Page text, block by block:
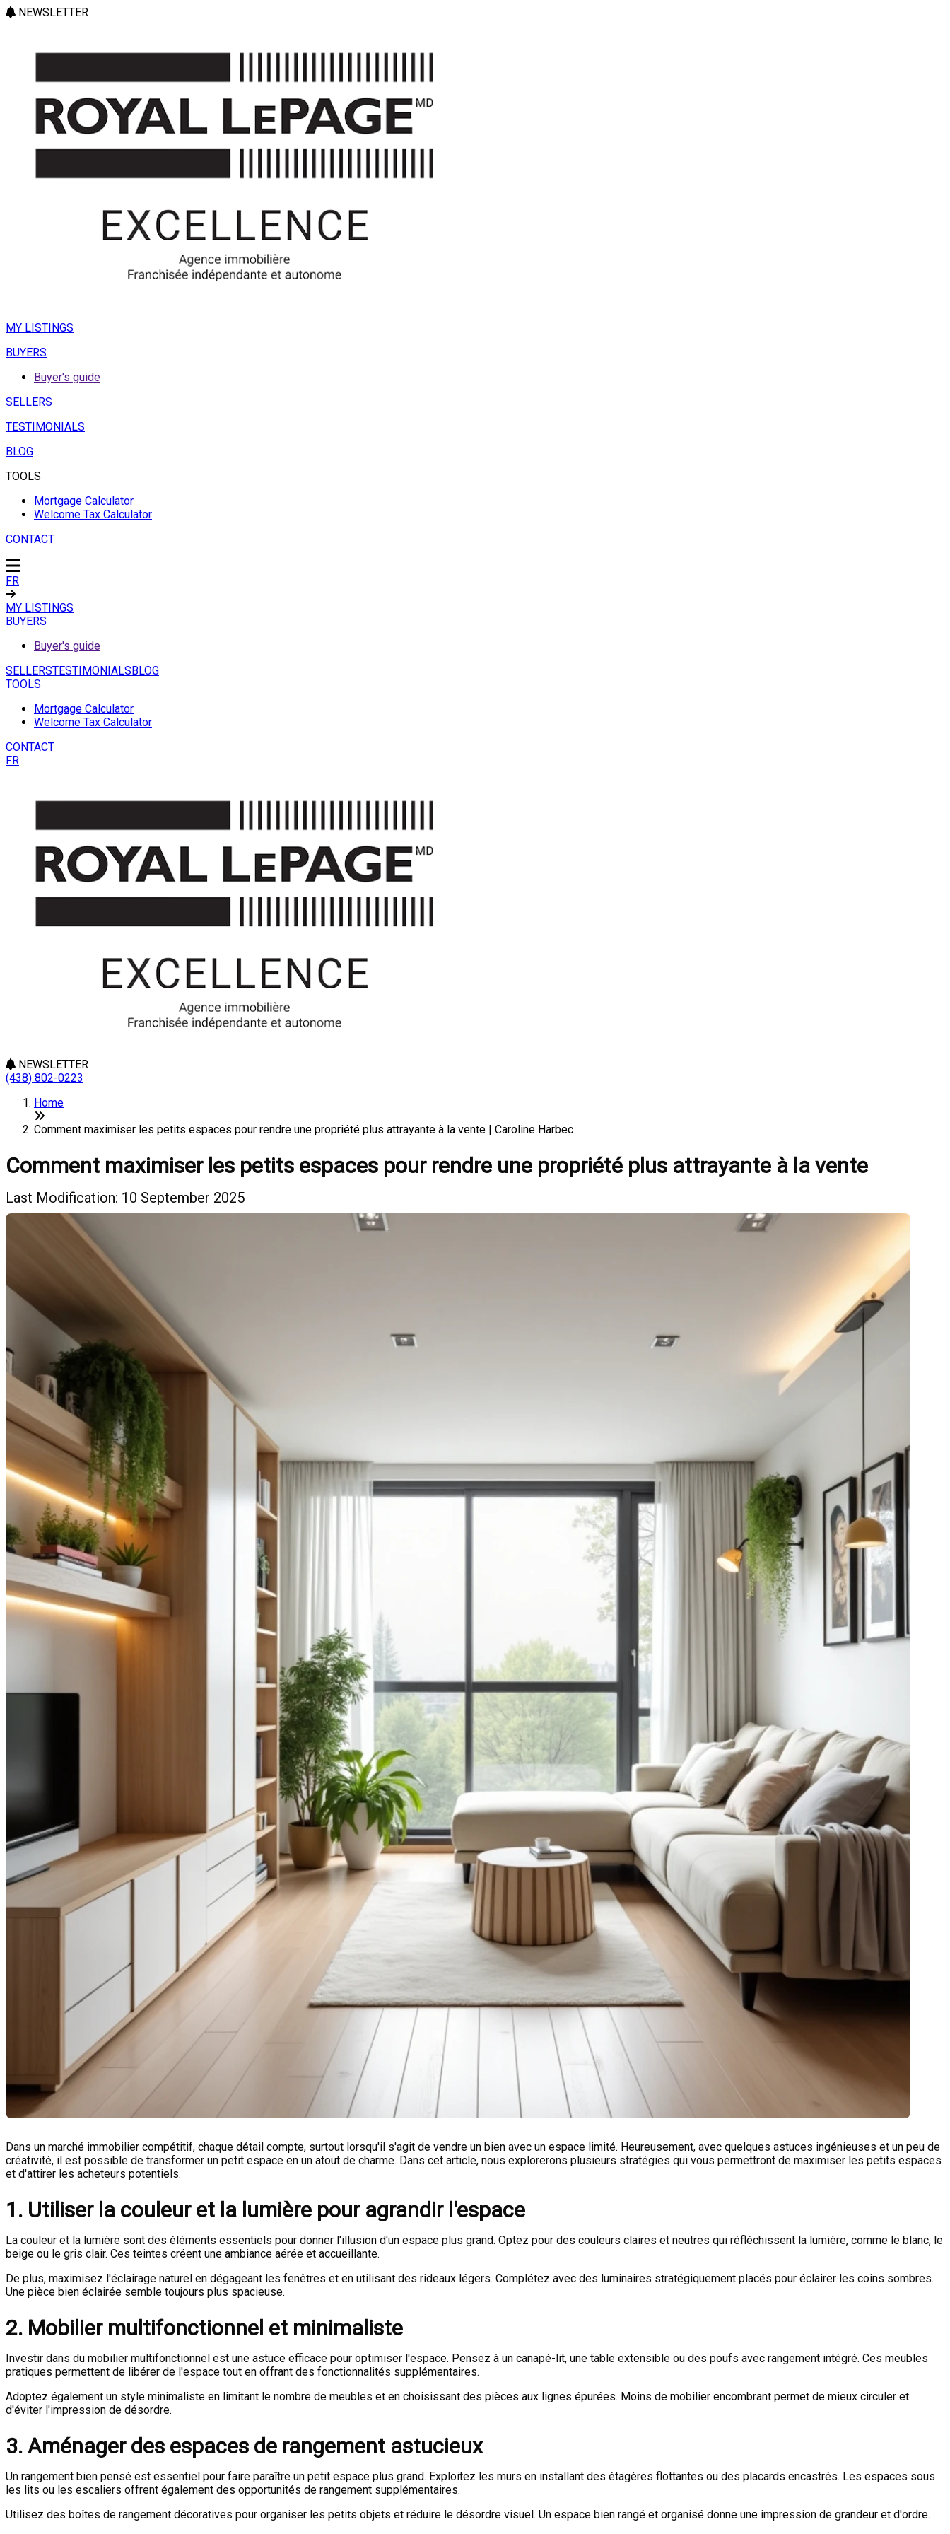
NEWSLETTER
MY LISTINGS
BUYERS
Buyer's guide
SELLERS
TESTIMONIALS
BLOG
TOOLS
Mortgage Calculator
Welcome Tax Calculator
CONTACT
FR
MY LISTINGS
BUYERS
Buyer's guide
SELLERSTESTIMONIALSBLOG
TOOLS
Mortgage Calculator
Welcome Tax Calculator
CONTACT
FR
NEWSLETTER
(438) 802-0223
Home
Comment maximiser les petits espaces pour rendre une propriété plus attrayante à la vente | Caroline Harbec .
Comment maximiser les petits espaces pour rendre une propriété plus attrayante à la vente
Last Modification: 10 September 2025
Dans un marché immobilier compétitif, chaque détail compte, surtout lorsqu'il s'agit de vendre un bien avec un espace limité. Heureusement, avec quelques astuces ingénieuses et un peu de
créativité, il est possible de transformer un petit espace en un atout de charme. Dans cet article, nous explorerons plusieurs stratégies qui vous permettront de maximiser les petits espaces
et d'attirer les acheteurs potentiels.
1. Utiliser la couleur et la lumière pour agrandir l'espace
La couleur et la lumière sont des éléments essentiels pour donner l'illusion d'un espace plus grand. Optez pour des couleurs claires et neutres qui réfléchissent la lumière, comme le blanc, le
beige ou le gris clair. Ces teintes créent une ambiance aérée et accueillante.
De plus, maximisez l'éclairage naturel en dégageant les fenêtres et en utilisant des rideaux légers. Complétez avec des luminaires stratégiquement placés pour éclairer les coins sombres.
Une pièce bien éclairée semble toujours plus spacieuse.
2. Mobilier multifonctionnel et minimaliste
Investir dans du mobilier multifonctionnel est une astuce efficace pour optimiser l'espace. Pensez à un canapé-lit, une table extensible ou des poufs avec rangement intégré. Ces meubles
pratiques permettent de libérer de l'espace tout en offrant des fonctionnalités supplémentaires.
Adoptez également un style minimaliste en limitant le nombre de meubles et en choisissant des pièces aux lignes épurées. Moins de mobilier encombrant permet de mieux circuler et
d'éviter l'impression de désordre.
3. Aménager des espaces de rangement astucieux
Un rangement bien pensé est essentiel pour faire paraître un petit espace plus grand. Exploitez les murs en installant des étagères flottantes ou des placards encastrés. Les espaces sous
les lits ou les escaliers offrent également des opportunités de rangement supplémentaires.
Utilisez des boîtes de rangement décoratives pour organiser les petits objets et réduire le désordre visuel. Un espace bien rangé et organisé donne une impression de grandeur et d'ordre.